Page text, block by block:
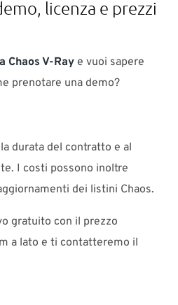
licenza e prezzi
Chaos V-Ray e vuoi sapere
prenotare una demo?
durata del contratto e al
I costi possono inoltre
dei listini Chaos.
gratuito con il prezzo
a lato e ti contatteremo il